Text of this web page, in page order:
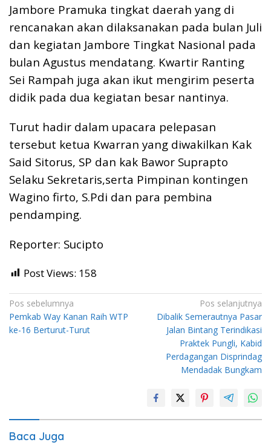
Jambore Pramuka tingkat daerah yang di
rencanakan akan dilaksanakan pada bulan Juli
dan kegiatan Jambore Tingkat Nasional pada
bulan Agustus mendatang. Kwartir Ranting
Sei Rampah juga akan ikut mengirim peserta
didik pada dua kegiatan besar nantinya.
Turut hadir dalam upacara pelepasan
tersebut ketua Kwarran yang diwakilkan Kak
Said Sitorus, SP dan kak Bawor Suprapto
Selaku Sekretaris,serta Pimpinan kontingen
Wagino firto, S.Pdi dan para pembina
pendamping.
Reporter: Sucipto
Post Views: 158
Navigasi
pos
Pos sebelumnya
Pemkab Way Kanan Raih WTP
ke-16 Berturut-Turut
Pos selanjutnya
Dibalik Semerautnya Pasar
Jalan Bintang Terindikasi
Praktek Pungli, Kabid
Perdagangan Disprindag
Mendadak Bungkam
Baca Juga